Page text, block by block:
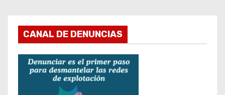
CANAL DE DENUNCIAS